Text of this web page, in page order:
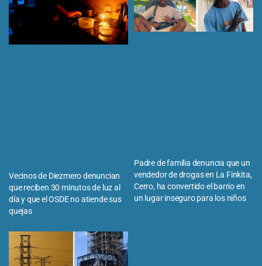
Vecinos de Diezmero denuncian
que reciben 30 minutos de luz al
día y que el OSDE no atiende sus
quejas
Padre de familia denuncia que un
vendedor de drogas en La Finkita,
Cerro, ha convertido el barrio en
un lugar inseguro para los niños